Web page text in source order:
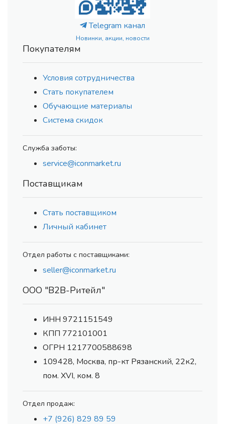
Telegram канал
Новинки, акции, новости
Покупателям
Условия сотрудничества
Стать покупателем
Обучающие материалы
Система скидок
Служба заботы:
service@iconmarket.ru
Поставщикам
Стать поставщиком
Личный кабинет
Отдел работы с поставщиками:
seller@iconmarket.ru
ООО "В2В-Ритейл"
ИНН 9721151549
КПП 772101001
ОГРН 1217700588698
109428, Москва, пр-кт Рязанский, 22к2,
пом. XVI, ком. 8
Отдел продаж:
+7 (926) 829 89 59